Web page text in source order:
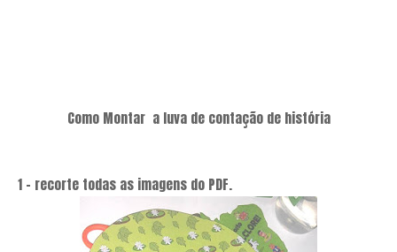
Como Montar a luva de contação de história
1 - recorte todas as imagens do PDF.